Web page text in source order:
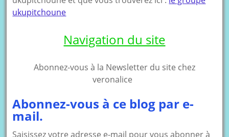
ukupitchoune
Navigation du site
Abonnez-vous à la Newsletter du site chez
veronalice
Abonnez-vous à ce blog par e-
mail.
Saisissez votre adresse e-mail pour vous abonner à